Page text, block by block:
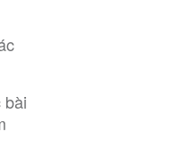
bài